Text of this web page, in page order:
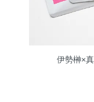
伊勢榊×